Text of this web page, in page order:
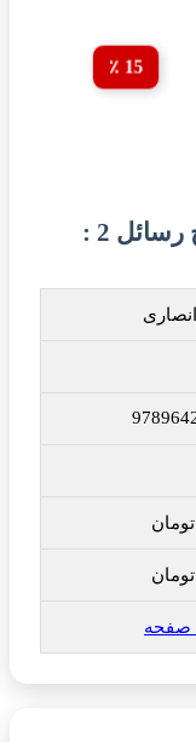
15 ٪
مشخصات کتاب ترجمه و شرح رسائل 2 :
تومان
تومان
صفحه